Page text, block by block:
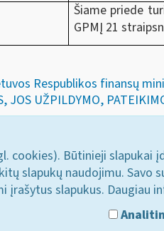
Šiame priede
GPMĮ 21
Respublikos finansų
JOS UŽPILDYMO,
cookies). Būtinieji slapukai
slapukų naudojimu.
slapukus. Daugiau